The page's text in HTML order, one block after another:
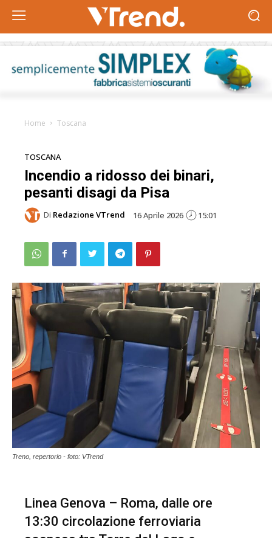
Home Toscana
TOSCANA
Incendio a ridosso dei binari,
pesanti disagi da Pisa
Di Redazione VTrend 16 Aprile 2026 15:01
Treno, repertorio - foto: VTrend
Linea Genova – Roma, dalle ore
13:30 circolazione ferroviaria